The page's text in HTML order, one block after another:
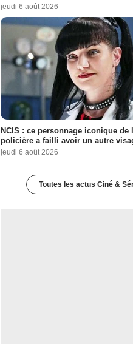
jeudi 6 août 2026
NCIS : ce personnage iconique de
policière a failli avoir un autre
jeudi 6 août 2026
Toutes les actus Ciné &